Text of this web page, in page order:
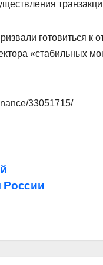
готовиться к
«стабильных
33051715/
России